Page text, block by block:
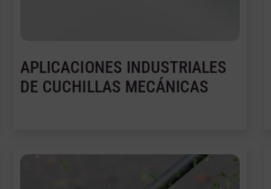
APLICACIONES INDUSTRIALES
DE CUCHILLAS MECÁNICAS